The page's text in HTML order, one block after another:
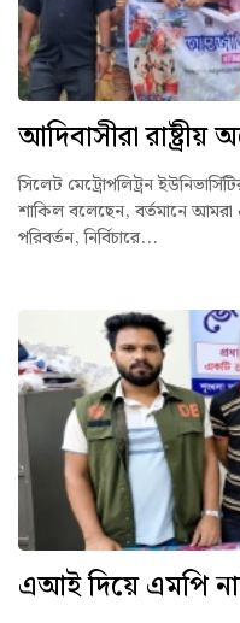
আদিবাসীরা
সিলেট মেট্রোপলিট্রন
শাকিল বলেছেন, বর্তমানে
পরিবর্তন, নির্বিচারে...
এআই দিয়ে এমপি